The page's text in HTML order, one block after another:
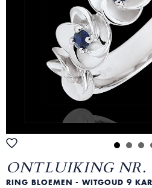
ONTLUIKING NR.
RING BLOEMEN - WITGOUD 9